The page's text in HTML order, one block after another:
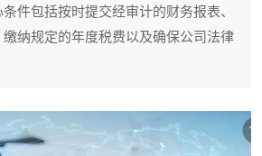
件包括按时提交经审计的财务报表、
纳规定的年度税费以及确保公司法律